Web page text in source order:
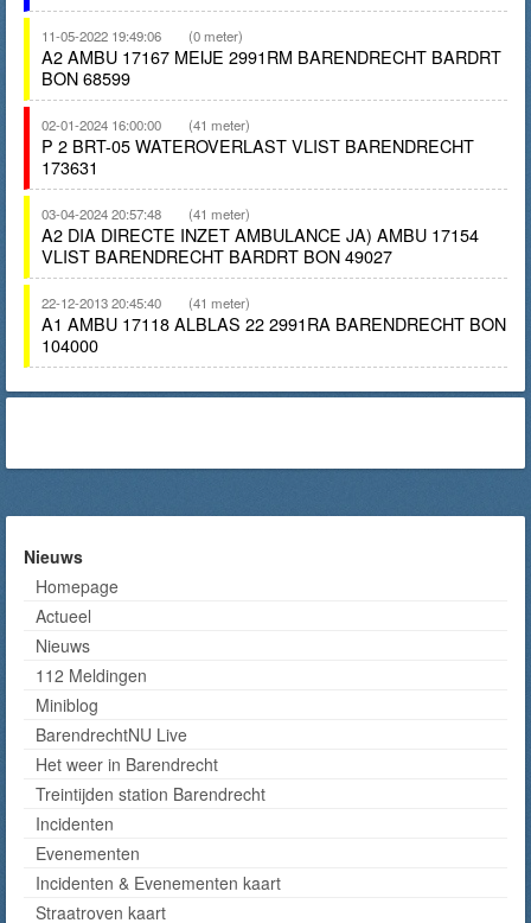
11-05-2022 19:49:06 (0 meter)
A2 AMBU 17167 MEIJE 2991RM BARENDRECHT BARDRT
BON 68599
02-01-2024 16:00:00 (41 meter)
P 2 BRT-05 WATEROVERLAST VLIST BARENDRECHT
173631
03-04-2024 20:57:48 (41 meter)
A2 DIA DIRECTE INZET AMBULANCE JA) AMBU 17154
VLIST BARENDRECHT BARDRT BON 49027
22-12-2013 20:45:40 (41 meter)
A1 AMBU 17118 ALBLAS 22 2991RA BARENDRECHT BON
104000
Nieuws
Homepage
Actueel
Nieuws
112 Meldingen
Miniblog
BarendrechtNU Live
Het weer in Barendrecht
Treintijden station Barendrecht
Incidenten
Evenementen
Incidenten & Evenementen kaart
Straatroven kaart